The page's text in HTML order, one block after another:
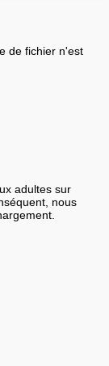
de fichier n'est
adultes sur
nous